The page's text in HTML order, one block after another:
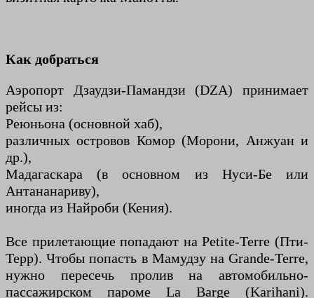
Как добраться
Аэропорт Дзаудзи-Памандзи (DZA) принимает
рейсы из:
Реюньона (основной хаб),
различных островов Комор (Морони, Анжуан и
др.),
Мадагаскара (в основном из Нуси-Бе или
Антананариву),
иногда из Найроби (Кения).
Все прилетающие попадают на Petite-Terre (Пти-
Терр). Чтобы попасть в Мамудзу на Grande-Terre,
нужно пересечь пролив на автомобильно-
пассажирском пароме La Barge (Karihani).